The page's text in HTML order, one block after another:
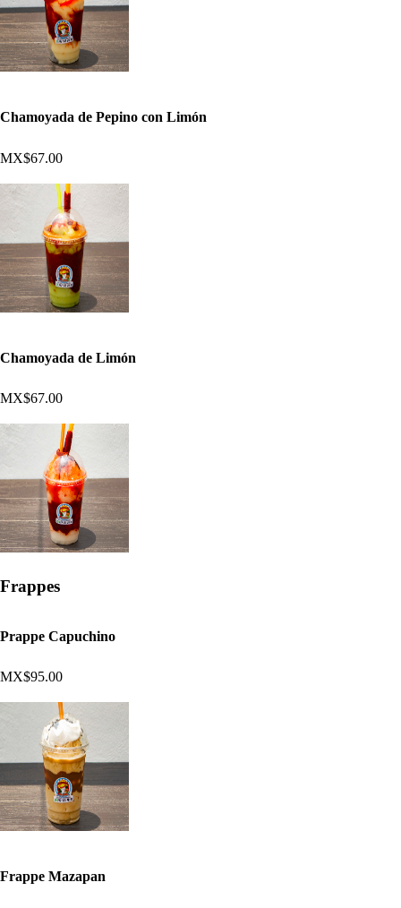
Chamoyada de Pepino con Limón
MX$67.00
Chamoyada de Limón
MX$67.00
Frappes
Prappe Capuchino
MX$95.00
Frappe Mazapan